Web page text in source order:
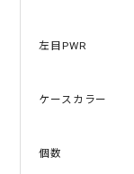
左目PWR
ケースカラー
個数